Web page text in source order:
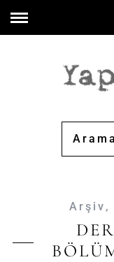
Arşiv ,